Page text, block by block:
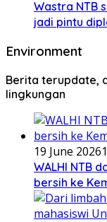
Wastra NTB
jadi pintu
Environment
Berita terupdate,
lingkungan
19 June 2026
WALHI NTB
bersih ke